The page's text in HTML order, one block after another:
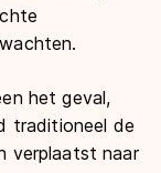
het geval,
traditioneel de
verplaatst naar